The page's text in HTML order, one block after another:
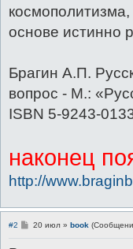
основе истинно
Брагин А.П.
вопрос - М.:
ISBN 5-9243-
наконец
http://
#2
С20 июл» book